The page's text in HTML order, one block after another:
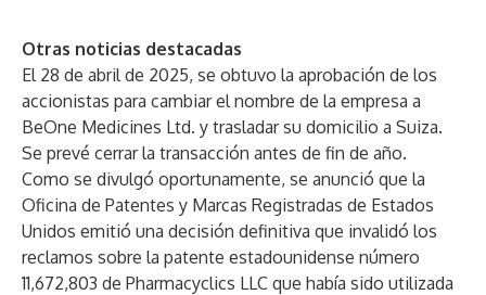
Otras noticias destacadas
El 28 de abril de 2025, se obtuvo la aprobación de los
accionistas para cambiar el nombre de la empresa a
BeOne Medicines Ltd. y trasladar su domicilio a Suiza.
Se prevé cerrar la transacción antes de fin de año.
Como se divulgó oportunamente, se anunció que la
Oficina de Patentes y Marcas Registradas de Estados
Unidos emitió una decisión definitiva que invalidó los
reclamos sobre la patente estadounidense número
11,672,803 de Pharmacyclics LLC que había sido utilizada